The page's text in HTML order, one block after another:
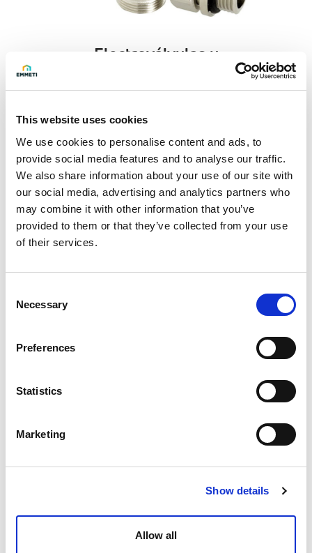
This website uses cookies
We use cookies to personalise content and ads, to
provide social media features and to analyse our traffic.
We also share information about your use of our site with
our social media, advertising and analytics partners who
may combine it with other information that you’ve
provided to them or that they’ve collected from your use
of their services.
Selection
Necessary
Preferences
Statistics
Marketing
Show details
Allow all
Electroválvulas y
Acumuladores y Depósitos, Ánodos